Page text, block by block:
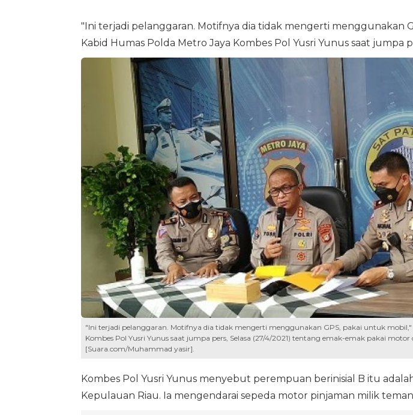
"Ini terjadi pelanggaran. Motifnya dia tidak mengerti menggunakan
Kabid Humas Polda Metro Jaya Kombes Pol Yusri Yunus saat jumpa
"Ini terjadi pelanggaran. Motifnya dia tidak mengerti menggunakan GPS, pakai untuk mobil,"
Kombes Pol Yusri Yunus saat jumpa pers, Selasa (27/4/2021) tentang emak-emak pakai motor
[Suara.com/Muhammad yasir].
Kombes Pol Yusri Yunus menyebut perempuan berinisial B itu
Kepulauan Riau. Ia mengendarai sepeda motor pinjaman milik